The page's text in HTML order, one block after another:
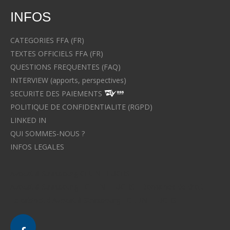
INFOS
CATEGORIES FFA (FR)
TEXTES OFFICIELS FFA (FR)
QUESTIONS FREQUENTES (FAQ)
INTERVIEW (apports, perspectives)
SECURITE DES PAIEMENTS
POLITIQUE DE CONFIDENTIALITE (RGPD)
LINKED IN
QUI SOMMES-NOUS ?
INFOS LEGALES